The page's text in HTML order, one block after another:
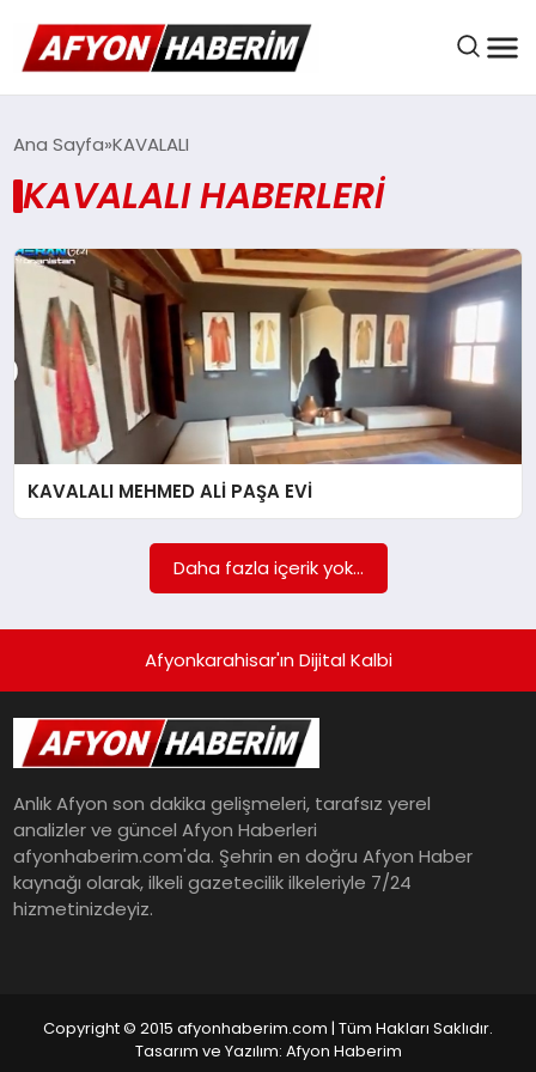
AFYON HABER
BELEDIYELER
EKONOMI
DÜNYA
SAĞLIK
TEKNOLOJI
Ana Sayfa KAVALALI
KAVALALI HABERLERI
KAVALALI MEHMED ALİ PAŞA EVİ
Daha fazla içerik yok...
Afyonkarahisar'ın Dijital Kalbi
Anlık Afyon son dakika gelişmeleri, tarafsız yerel
analizler ve güncel Afyon Haberleri
afyonhaberim.com'da. Şehrin en doğru Afyon Haber
kaynağı olarak, ilkeli gazetecilik ilkeleriyle 7/24
hizmetinizdeyiz.
Copyright © 2015 afyonhaberim.com | Tüm Hakları Saklıdır.
Tasarım ve Yazılım: Afyon Haberim